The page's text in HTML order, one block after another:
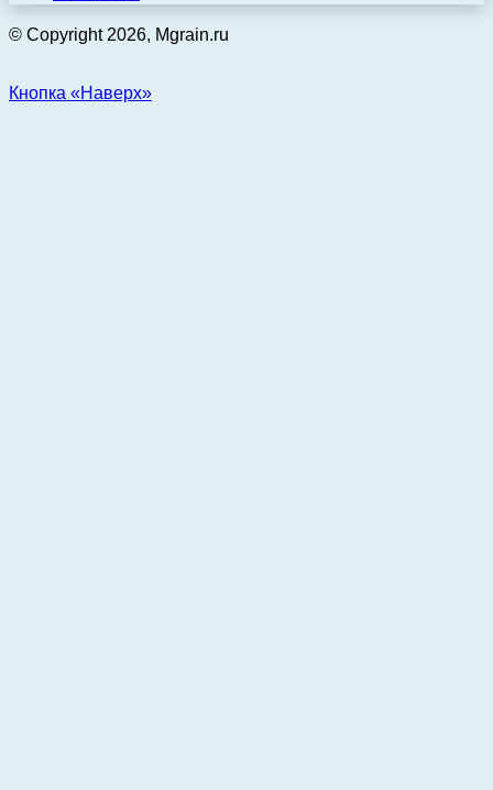
© Copyright 2026, Mgrain.ru
Кнопка «Наверх»